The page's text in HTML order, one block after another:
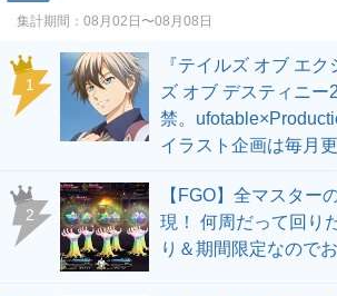
集計期間： 08月02日〜08月08日
1
『テイルズ オブ エ
ズ オブ デスティニ
禁。
イラスト企画は毎月
2
【FGO】全マスター
現！ 何周だって回り
り＆期間限定なので